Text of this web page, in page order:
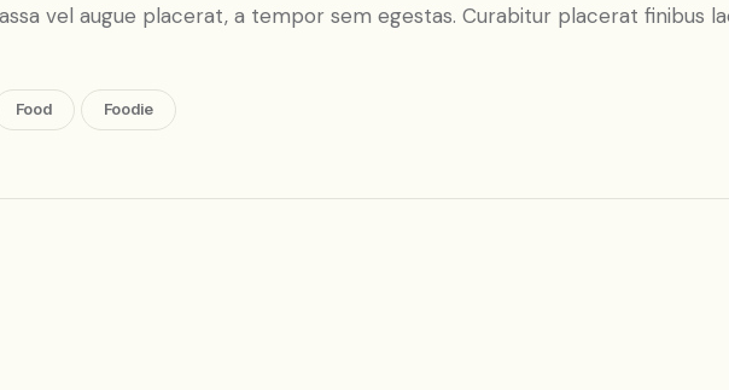
vel augue placerat, a tempor sem egestas. Curabitur placerat finibus
Food Foodie